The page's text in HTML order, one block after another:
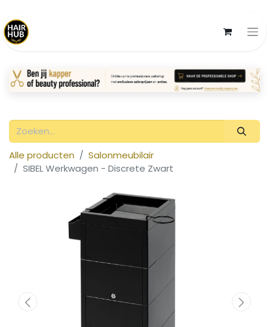
Alle producten
Salonmeubilair
SIBEL Werkwagen - Discrete Zwart